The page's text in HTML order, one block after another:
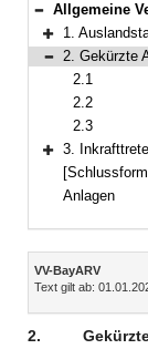
Bereich
Allgemeine
Bereich
1.
Bereich
2. Gekürzte
2.1
2.2
2.3
Bereich
3.
Anlagen
Inhalt
VV-BayARV
Text gilt ab:
2.